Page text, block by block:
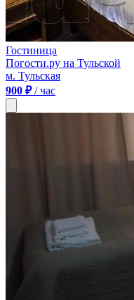
Гостиница
Погости.ру на Тульской
м. Тульская
900 ₽/ час